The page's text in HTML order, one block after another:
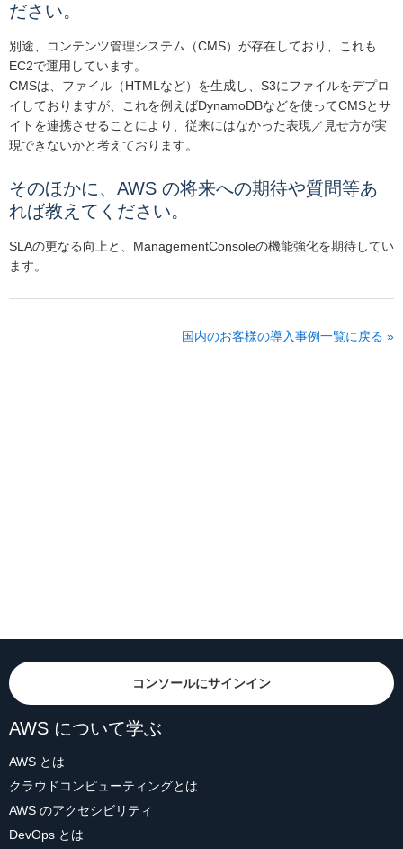
ださい。
別途、コンテンツ管理システム（CMS）が存在しており、これも
EC2で運用しています。
CMSは、ファイル（HTMLなど）を生成し、S3にファイルをデプロ
イしておりますが、これを例えばDynamoDBなどを使ってCMSとサ
イトを連携させることにより、従来にはなかった表現／見せ方が実
現できないかと考えております。
そのほかに、AWS の将来への期待や質問等あ
れば教えてください。
SLAの更なる向上と、ManagementConsoleの機能強化を期待してい
ます。
国内のお客様の導入事例一覧に戻る »
コンソールにサインイン
AWS について学ぶ
AWS とは
クラウドコンピューティングとは
AWS のアクセシビリティ
DevOps とは